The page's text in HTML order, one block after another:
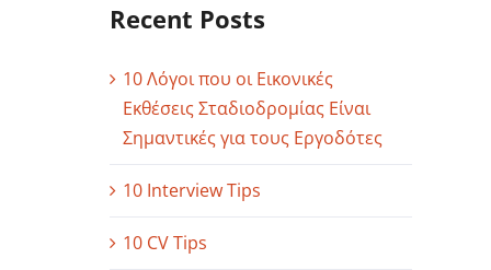
Recent Posts
10 Λόγοι που οι Εικονικές
Εκθέσεις Σταδιοδρομίας Είναι
Σημαντικές για τους Εργοδότες
10 Interview Tips
10 CV Tips